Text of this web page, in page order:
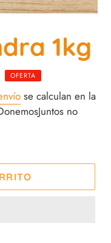
1kg
OFERTA
se calculan en la
no